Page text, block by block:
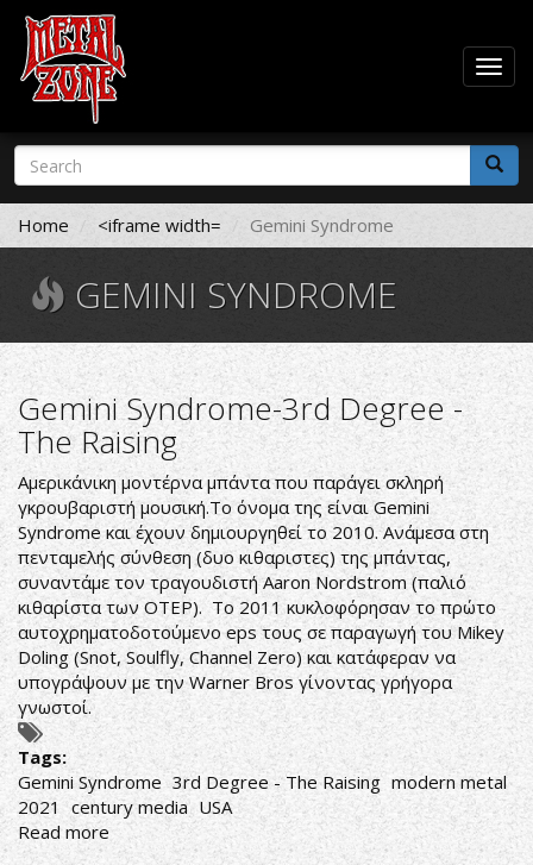
Skip
main
content
Search
form
Search
Home <iframe width= Gemini Syndrome
GEMINI SYNDROME
Gemini Syndrome-3rd Degree -
The Raising
Αμερικάνικη μοντέρνα μπάντα που παράγει σκληρή
γκρουβαριστή μουσική.Το όνομα της είναι Gemini
Syndrome και έχουν δημιουργηθεί το 2010. Ανάμεσα στη
πενταμελής σύνθεση (δυο κιθαριστες) της μπάντας,
συναντάμε τον τραγουδιστή Aaron Nordstrom (παλιό
κιθαρίστα των OTEP). Το 2011 κυκλοφόρησαν το πρώτο
αυτοχρηματοδοτούμενο eps τους σε παραγωγή του Mikey
Doling (Snot, Soulfly, Channel Zero) και κατάφεραν να
υπογράψουν με την Warner Bros γίνοντας γρήγορα
γνωστοί.
Tags:
Gemini Syndrome 3rd Degree - The Raising modern metal
2021
century media USA
Read moreabout
Gemini